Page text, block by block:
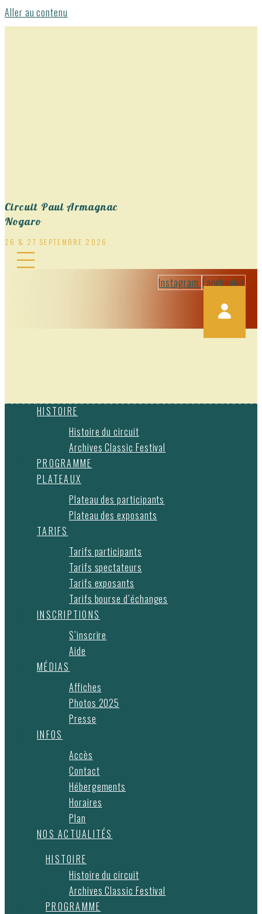
Aller au contenu
Circuit Paul Armagnac
Nogaro
26 & 27 SEPTEMBRE 2026
Instagram Facebook-f
HISTOIRE
Histoire du circuit
Archives Classic Festival
PROGRAMME
PLATEAUX
Plateau des participants
Plateau des exposants
TARIFS
Tarifs participants
Tarifs spectateurs
Tarifs exposants
Tarifs bourse d’échanges
INSCRIPTIONS
S’inscrire
Aide
MÉDIAS
Affiches
Photos 2025
Presse
INFOS
Accès
Contact
Hébergements
Horaires
Plan
NOS ACTUALITÉS
HISTOIRE
Histoire du circuit
Archives Classic Festival
PROGRAMME